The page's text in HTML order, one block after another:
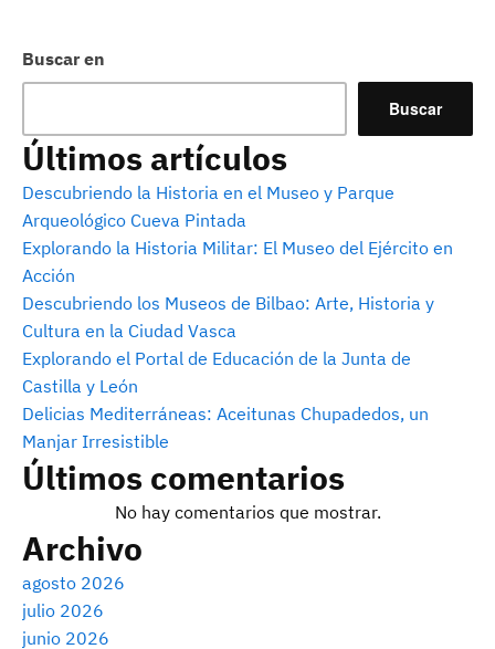
Buscar en
Buscar
Últimos artículos
Descubriendo la Historia en el Museo y Parque
Arqueológico Cueva Pintada
Explorando la Historia Militar: El Museo del Ejército en
Acción
Descubriendo los Museos de Bilbao: Arte, Historia y
Cultura en la Ciudad Vasca
Explorando el Portal de Educación de la Junta de
Castilla y León
Delicias Mediterráneas: Aceitunas Chupadedos, un
Manjar Irresistible
Últimos comentarios
No hay comentarios que mostrar.
Archivo
agosto 2026
julio 2026
junio 2026